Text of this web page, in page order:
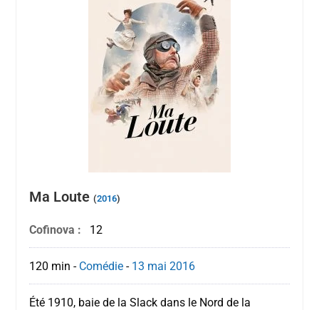
Ma Loute(2016)
Cofinova : 12
120 min - Comédie - 13 mai 2016
Été 1910, baie de la Slack dans le Nord de la